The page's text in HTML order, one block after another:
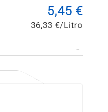
5,45 €
36,33 €/Litro